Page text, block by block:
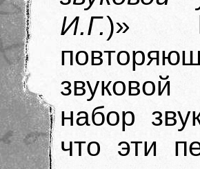
И.Г.)»
набор
что эти